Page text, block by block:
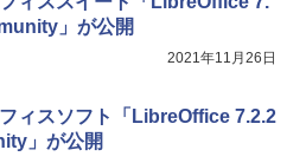
」が公開
2021年11月26日
ィスソフト「LibreOffice 7.2.2
」が公開